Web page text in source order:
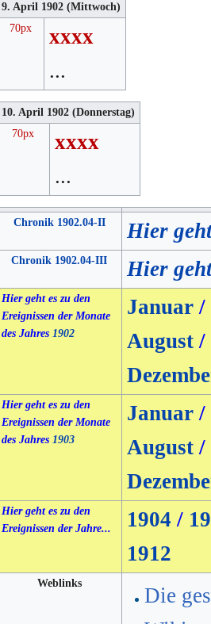
9. April 1902 (Mittwoch)
70px
xxxx
...
10. April 1902 (Donnerstag)
70px
xxxx
...
Chronik 1902.04-II Hier
Chronik 1902.04-III Hier
Hier geht es zu den
Ereignissen der Monate
des Jahres 1902
Januar/
August/
Hier geht es zu den
Ereignissen der Monate
des Jahres 1903
Januar/
August/
Hier geht es zu den
Ereignissen der Jahre...
1904 /
1912
Weblinks
Die